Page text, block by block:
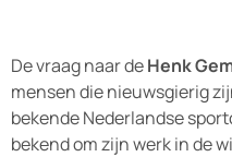
De vraag naar deHenk
mensen die nieuwsgierig
bekende Nederlandse
bekend om zijn werk in de